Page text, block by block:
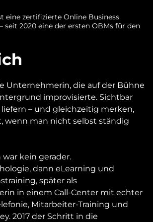
eine zertifizierte Online Business
seit 2020 eine der ersten OBMs für den
Unternehmerin, die auf der Bühne
improvisierte. Sichtbar
– und gleichzeitig merken,
wenn man nicht selbst ständig
kein gerader.
dann eLearning und
später als
in einem Call-Center mit echter
Mitarbeiter-Training und
2017 der Schritt in die